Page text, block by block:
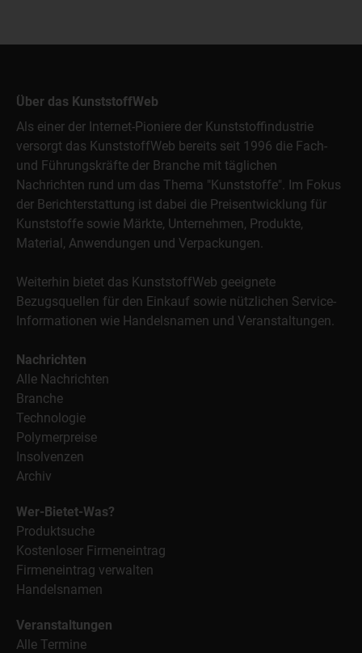
Über das KunststoffWeb
Als einer der Internet-Pioniere der Kunststoffindustrie
versorgt das KunststoffWeb bereits seit 1996 die Fach-
und Führungskräfte der Branche mit täglichen
Nachrichten rund um das Thema "Kunststoffe". Im Fokus
der Berichterstattung ist dabei die Preisentwicklung für
Kunststoffe sowie Märkte, Unternehmen, Produkte,
Material, Anwendungen und Verpackungen.
Weiterhin bietet das KunststoffWeb geeignete
Bezugsquellen für den Einkauf sowie nützlichen Service-
Informationen wie Handelsnamen und Veranstaltungen.
Nachrichten
Alle Nachrichten
Branche
Technologie
Polymerpreise
Insolvenzen
Archiv
Wer-Bietet-Was?
Produktsuche
Kostenloser Firmeneintrag
Firmeneintrag verwalten
Handelsnamen
Veranstaltungen
Alle Termine